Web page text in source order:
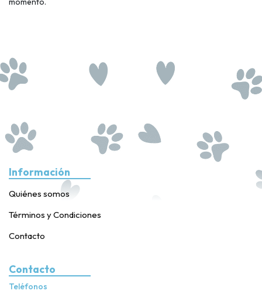
Información
Quiénes somos
Términos y Condiciones
Contacto
Contacto
Teléfonos